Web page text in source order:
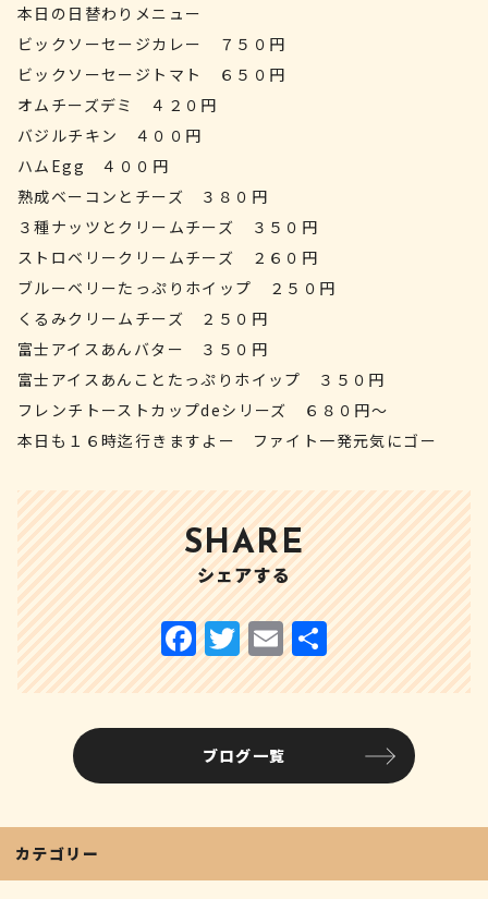
本日の日替わりメニュー
ビックソーセージカレー ７５０円
ビックソーセージトマト ６５０円
オムチーズデミ ４２０円
バジルチキン ４００円
ハムEgg ４００円
熟成ベーコンとチーズ ３８０円
３種ナッツとクリームチーズ ３５０円
ストロベリークリームチーズ ２６０円
ブルーベリーたっぷりホイップ ２５０円
くるみクリームチーズ ２５０円
富士アイスあんバター ３５０円
富士アイスあんことたっぷりホイップ ３５０円
フレンチトーストカップdeシリーズ ６８０円～
本日も１６時迄行きますよー ファイト一発元気にゴー
SHARE
シェアする
ブログ一覧
カテゴリー